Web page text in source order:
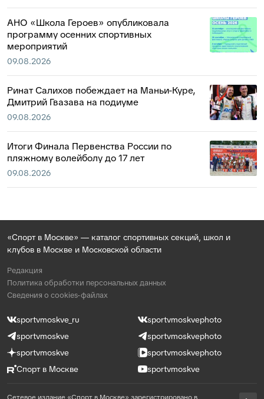
АНО «Школа Героев» опубликовала
программу осенних спортивных
мероприятий
09.08.2026
Ринат Салихов побеждает на Маньи-Куре,
Дмитрий Гвазава на подиуме
09.08.2026
Итоги Финала Первенства России по
пляжному волейболу до 17 лет
09.08.2026
«Спорт в Москве» — каталог спортивных секций, школ и
клубов в Москве и Московской области
Редакция
Политика обработки персональных данных
Сведения о cookies-файлах
sportvmoskve_ru
sportvmoskvephoto
sportvmoskve
sportvmoskvephoto
sportvmoskve
sportvmoskvephoto
Спорт в Москве
sportvmoskve